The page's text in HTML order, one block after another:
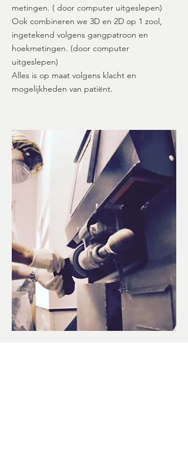
metingen. ( door computer uitgeslepen)
Ook combineren we 3D en 2D op 1 zool,
ingetekend volgens gangpatroon en
hoekmetingen. (door computer
uitgeslepen)
Alles is op maat volgens klacht en
mogelijkheden van patiënt.